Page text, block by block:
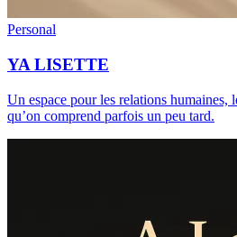
Personal
YA LISETTE
Un espace pour les relations humaines,
qu’on comprend parfois un peu tard.